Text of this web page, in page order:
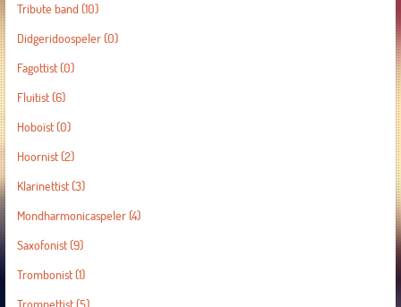
Tribute band (10)
Didgeridoospeler(0)
Fagottist(0)
Fluitist(6)
Hoboïst(0)
Hoornist(2)
Klarinettist(3)
Mondharmonicaspeler(4)
Saxofonist(9)
Trombonist(1)